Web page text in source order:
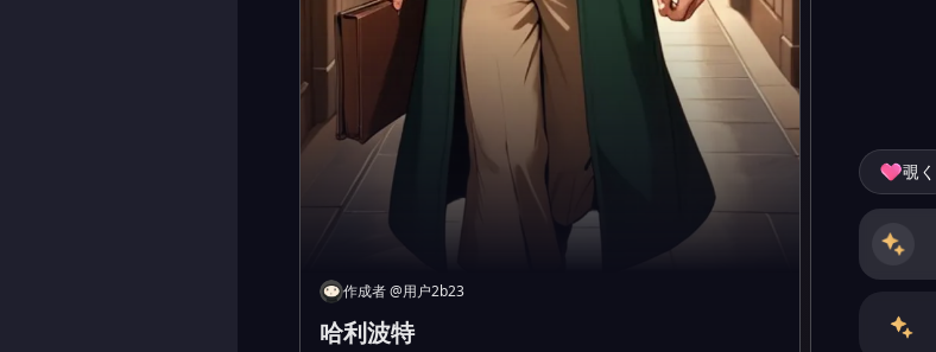
作成者@用户2b23
哈利波特
覗く